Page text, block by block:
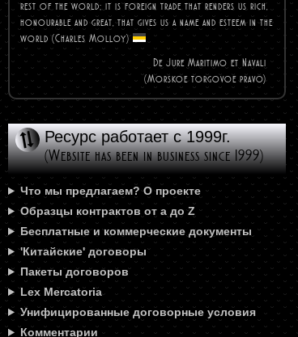
rest of the world; it is foreign trade that renders us rich,
honourable and great, that gives us a name and esteem in the
world (CharlesMolloy)
De Jure Maritimo et Navali
(Morskoe torgovoe pravo)
Ресурс работает с 1999г.
(Website has been in business since 1999)
Что мы предлагаем? О проекте
Образцы контрактов от а до Z
Бесплатные и коммерческие документы
'Китайские' договоры
Пакеты договоров
Lex Mercatoria
Унифицированные договорные условия
Комментарии